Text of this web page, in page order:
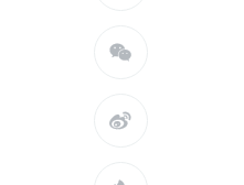

